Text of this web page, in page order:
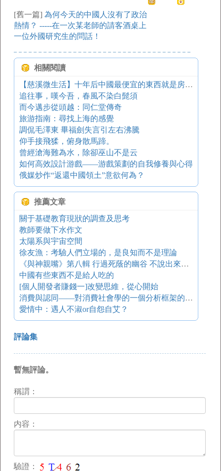
[舊一篇] 為何今天的中國人沒有了政治
熱情？ -----在一次某老師的請客酒桌上
一位外國研究生的問話！
相關閱讀
【慈溪微生活】十年后中國最便宜的東西就是房子，有房沒房的都來看！
追往事，嘆今吾，春風不染白髭須
而今邁步從頭越：同仁堂傳奇
旅游指南：尋找上海的感覺
調侃毛澤東 畢福劍失言引左右沸騰
仰手接飛猱，俯身散馬蹄。
曾經滄海難為水，除卻巫山不是云
如何高效設計游戲——游戲策劃的自我修養與心得
俄媒炒作“返還中國領土”意欲何為？
推薦文章
關于基礎教育現狀的調查及思考
教師要做下水作文
太陽系與宇宙空間
徐友漁：考驗人們立場的，是良知而不是理論
《與神親嘴》第八輯 行過死蔭的幽谷 不說出來的同情就是不同情
中國有些東西不是給人吃的
[個人開發者賺錢一]改變思維，從心開始
消費與認同——對消費社會學的一個分析框架的探索
愛情中：遇人不淑or自怨自艾？
評論集
暫無評論。
稱謂：
内容：
驗證：